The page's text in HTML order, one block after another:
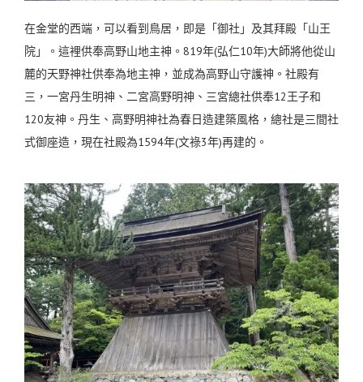
在金堂的西端，可以看到鳥居，即是「御社」及其拜殿「山王
院」。這裡供奉高野山地主神。819年(弘仁10年)大師將他從山
麓的天野神社供奉為地主神，並成為高野山守護神。社殿有
三，一宮丹生明神、二宮高野明神、三宮總社供奉12王子和
120友神。丹生、高野明神社為春日造建築風格，總社是三間社
式御座造，現在社殿為1594年(文祿3年)再建的。